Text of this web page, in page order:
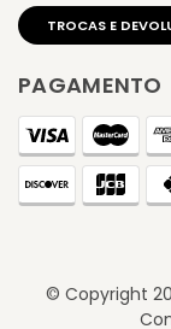
PAGAMENTO
© Copyright